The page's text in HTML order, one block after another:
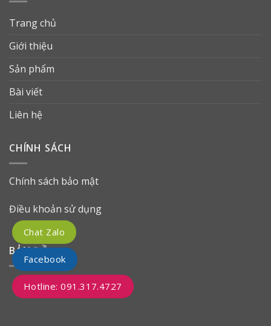
Trang chủ
Giới thiệu
Sản phẩm
Bài viết
Liên hệ
CHÍNH SÁCH
Chính sách bảo mật
Điều khoản sử dụng
BẢN ĐỒ
Chat Zalo
Facebook
Hotline: 091.317.4727